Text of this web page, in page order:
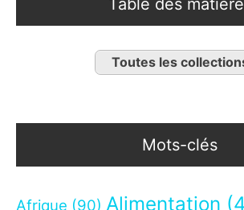
Table des
Toutes les
Mots-clés
Afrique (90) Alimentation